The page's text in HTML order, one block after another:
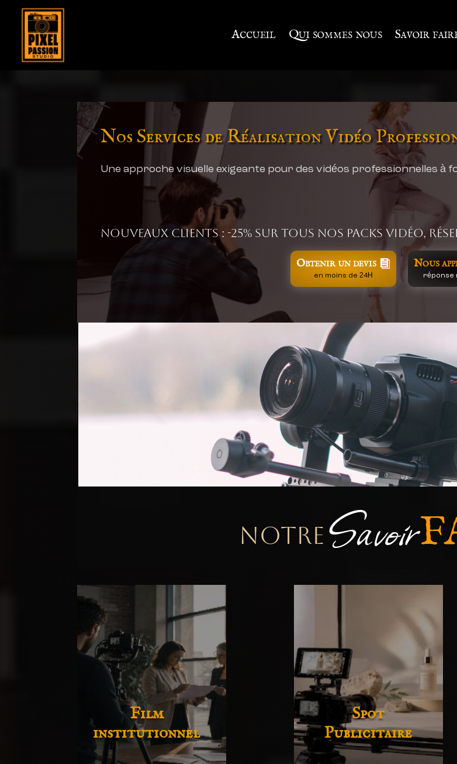
Accueil Qui sommes nous Savoir
Nos Services de Réalisation Vidéo
Une approche visuelle exigeante pour des vidéos professionnelles à
Nouveaux clients : -25% sur tous nos packs vidéo,
Obtenir un devis
en moins de 24H
Nous
réponse
NOTRE Savoir
Film
institutionnel
Spot
Publicitaire